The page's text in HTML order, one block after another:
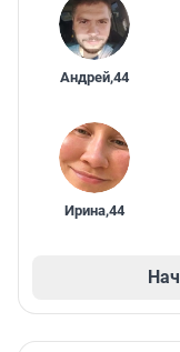
Андрей,44
Ирина,44